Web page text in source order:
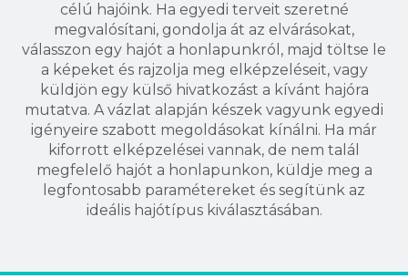
célú hajóink. Ha egyedi terveit szeretné
megvalósítani, gondolja át az elvárásokat,
válasszon egy hajót a honlapunkról, majd töltse le
a képeket és rajzolja meg elképzeléseit, vagy
küldjön egy külső hivatkozást a kívánt hajóra
mutatva. A vázlat alapján készek vagyunk egyedi
igényeire szabott megoldásokat kínálni. Ha már
kiforrott elképzelései vannak, de nem talál
megfelelő hajót a honlapunkon, küldje meg a
legfontosabb paramétereket és segítünk az
ideális hajótípus kiválasztásában.